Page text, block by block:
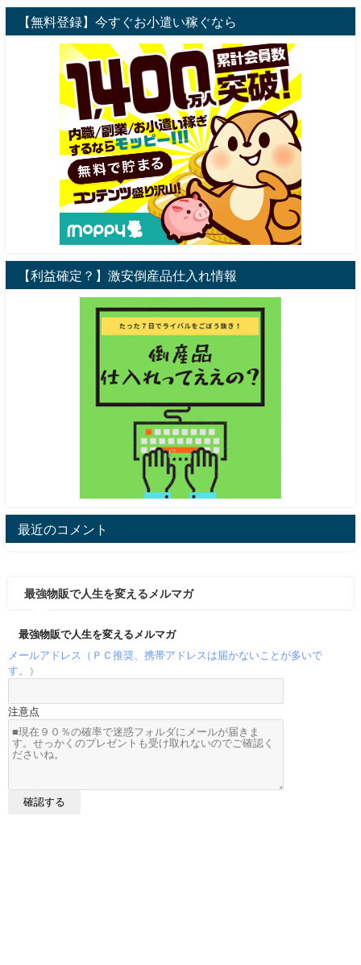
【無料登録】今すぐお小遣い稼ぐなら
【利益確定？】激安倒産品仕入れ情報
最近のコメント
最強物販で人生を変えるメルマガ
最強物販で人生を変えるメルマガ
メールアドレス（ＰＣ推奨、携帯アドレスは届かないことが多いで
す。）
注意点